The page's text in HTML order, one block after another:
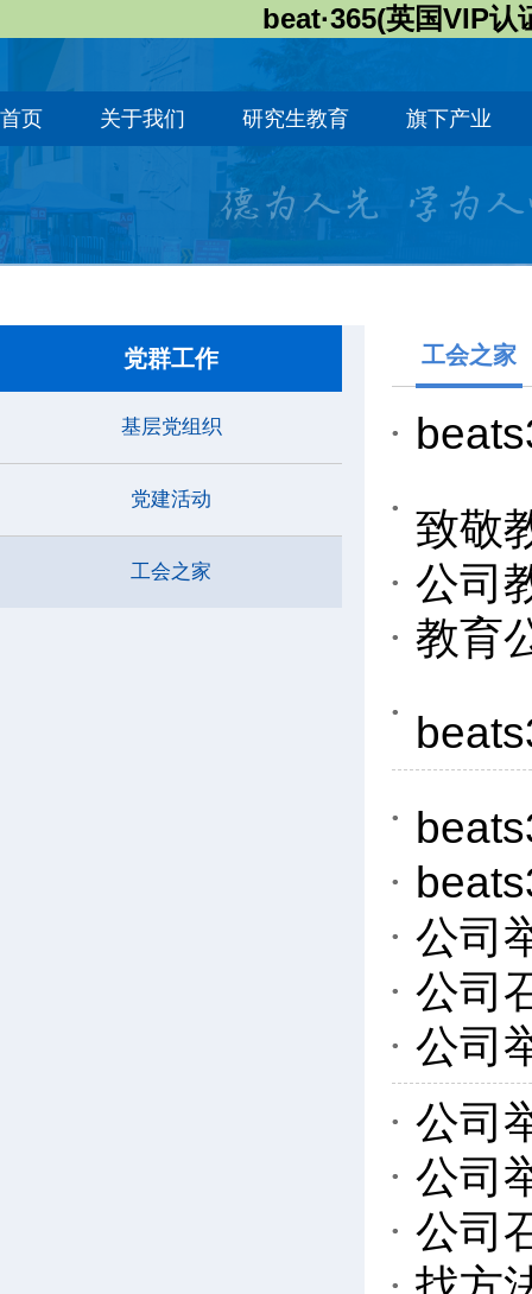
beat·365(英国VIP
首页 关于我们 研究生教育 旗下产业
党群工作
基层党组织
党建活动
工会之家
工会之家
致敬
公司
教育
公司
公司
公司
公司
公司
公司